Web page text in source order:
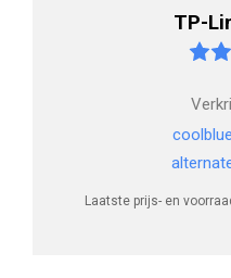
TP-
Laatste prijs- en